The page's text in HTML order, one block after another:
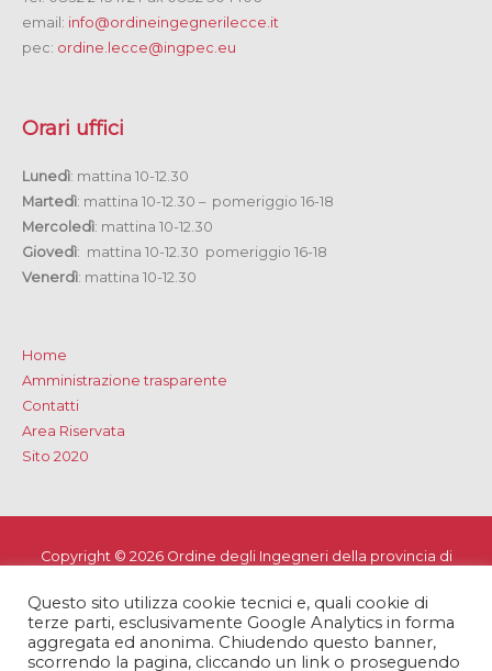
email: info@ordineingegnerilecce.it
pec: ordine.lecce@ingpec.eu
Orari uffici
Lunedì: mattina 10-12.30
Martedì: mattina 10-12.30 – pomeriggio 16-18
Mercoledì: mattina 10-12.30
Giovedì: mattina 10-12.30 pomeriggio 16-18
Venerdì: mattina 10-12.30
Home
Amministrazione trasparente
Contatti
Area Riservata
Sito 2020
Copyright © 2026 Ordine degli Ingegneri della provincia di
Privacy e Cookie Policy-Note Legali -Dichiarazione di
accessibilità
Questo sito utilizza cookie tecnici e, quali cookie di
terze parti, esclusivamente Google Analytics in forma
aggregata ed anonima. Chiudendo questo banner,
scorrendo la pagina, cliccando un link o proseguendo